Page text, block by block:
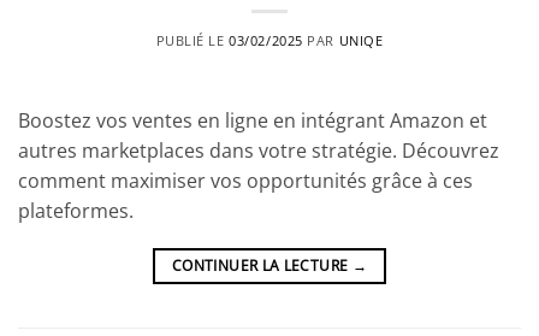
PUBLIÉ LE03/02/2025 PAR UNIQE
Boostez vos ventes en ligne en intégrant Amazon et
autres marketplaces dans votre stratégie. Découvrez
comment maximiser vos opportunités grâce à ces
plateformes.
CONTINUER LA LECTURE →